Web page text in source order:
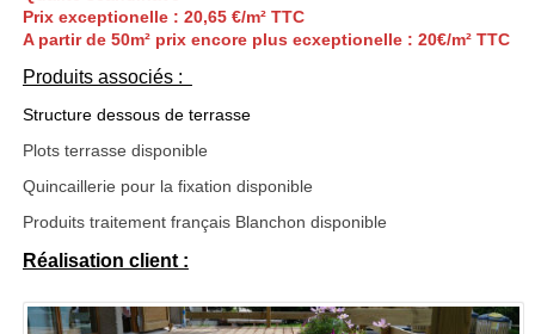
Prix exceptionelle : 20,65 €/m² TTC
A partir de 50m² prix encore plus ecxeptionelle : 20€/m² TTC
Produits associés :
Structure dessous de terrasse
Plots terrasse disponible
Quincaillerie pour la fixation disponible
Produits traitement français Blanchon disponible
Réalisation client :